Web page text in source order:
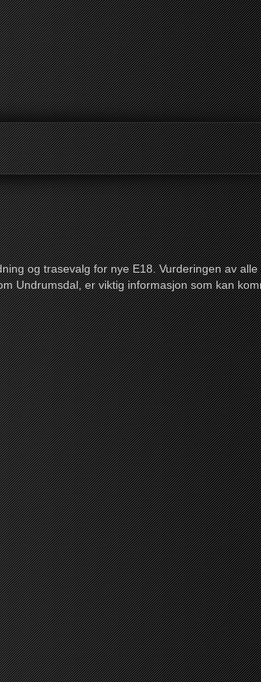
og trasevalg for nye E18. Vurderingen av
Undrumsdal, er viktig informasjon som kan